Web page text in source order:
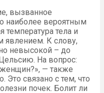
вызванное
наиболее вероятным
тела и
явлением. К слову,
невысокой – до
На вопрос:
женщин?», — также
Это связано с тем, что
почек. Болит ли